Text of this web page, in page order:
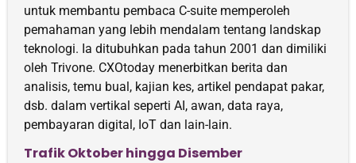
untuk membantu pembaca C-suite memperoleh
pemahaman yang lebih mendalam tentang landskap
teknologi. Ia ditubuhkan pada tahun 2001 dan dimiliki
oleh Trivone. CXOtoday menerbitkan berita dan
analisis, temu bual, kajian kes, artikel pendapat pakar,
dsb. dalam vertikal seperti AI, awan, data raya,
pembayaran digital, IoT dan lain-lain.
Trafik Oktober hingga Disember